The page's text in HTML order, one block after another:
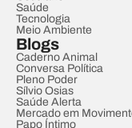
Saúde
Tecnologia
Meio Ambiente
Blogs
Caderno Animal
Conversa Política
Pleno Poder
Sílvio Osias
Saúde Alerta
Mercado em
Papo Íntimo